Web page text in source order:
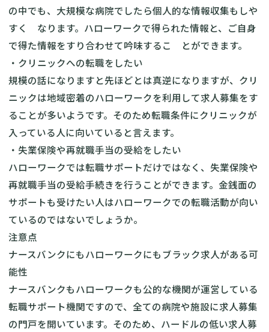
の中でも、大規模な病院でしたら個人的な情報収集もしや
すく なります。ハローワークで得られた情報と、ご自身
で得た情報をすり合わせて吟味するこ とができます。
・クリニックへの転職をしたい
規模の話になりますと先ほどとは真逆になりますが、クリ
ニックは地域密着のハローワークを利用して求人募集をす
ることが多いようです。そのため転職条件にクリニックが
入っている人に向いていると言えます。
・失業保険や再就職手当の受給をしたい
ハローワークでは転職サポートだけではなく、失業保険や
再就職手当の受給手続きを行うことができます。金銭面の
サポートも受けたい人はハローワークでの転職活動が向い
ているのではないでしょうか。
注意点
ナースバンクにもハローワークにもブラック求人がある可
能性
ナースバンクもハローワークも公的な機関が運営している
転職サポート機関ですので、全ての病院や施設に求人募集
の門戸を開いています。そのため、ハードルの低い求人募